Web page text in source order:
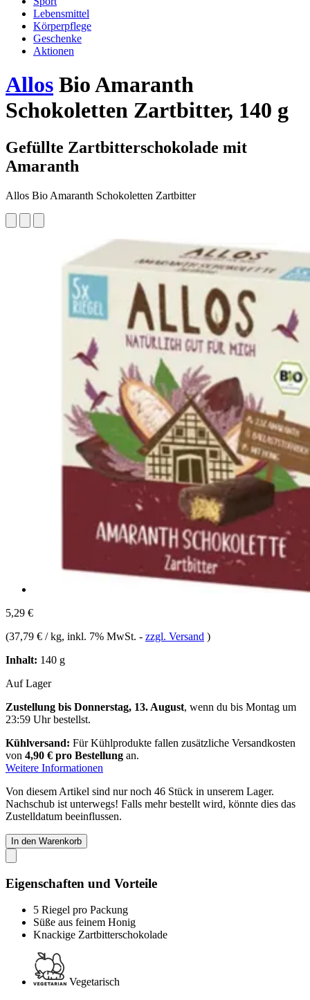
Lebensmittel
Körperpflege
Geschenke
Aktionen
Allos Bio Amaranth
Schokoletten Zartbitter, 140 g
Gefüllte Zartbitterschokolade mit
Amaranth
Allos Bio Amaranth Schokoletten Zartbitter
5,29 €
(37,79 € / kg, inkl. 7% MwSt. - zzgl. Versand )
Inhalt: 140 g
Auf Lager
Zustellung bis Donnerstag, 13. August, wenn du bis Montag um
23:59 Uhrbestellst.
Kühlversand: Für Kühlprodukte fallen zusätzliche Versandkosten
von 4,90 € pro Bestellung an.
Weitere Informationen
Von diesem Artikel sind nur noch 46 Stück in unserem Lager.
Nachschub ist unterwegs! Falls mehr bestellt wird, könnte dies das
Zustelldatum beeinflussen.
In den Warenkorb
Eigenschaften und Vorteile
5 Riegel pro Packung
Süße aus feinem Honig
Knackige Zartbitterschokolade
Vegetarisch